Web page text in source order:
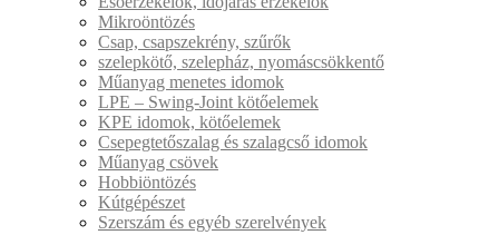
Mikroöntözés
Csap, csapszekrény, szűrők
szelepkötő, szelepház, nyomáscsökkentő
Műanyag menetes idomok
LPE – Swing-Joint kötőelemek
KPE idomok, kötőelemek
Csepegtetőszalag és szalagcső idomok
Műanyag csövek
Hobbiöntözés
Kútgépészet
Szerszám és egyéb szerelvények